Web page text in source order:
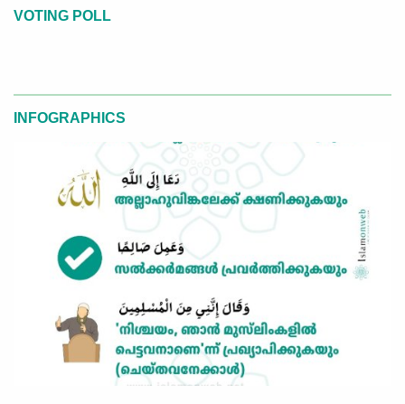
VOTING POLL
INFOGRAPHICS